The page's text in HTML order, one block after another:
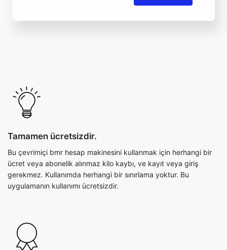
Tamamen ücretsizdir.
Bu çevrimiçi bmr hesap makinesini kullanmak için herhangi bir
ücret veya abonelik alınmaz kilo kaybı, ve kayıt veya giriş
gerekmez. Kullanımda herhangi bir sınırlama yoktur. Bu
uygulamanın kullanımı ücretsizdir.